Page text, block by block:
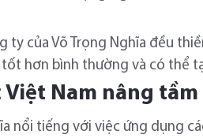
ty của Võ Trọng Nghĩa đều
tốt hơn bình thường và có thể
Nam nâng
nổi tiếng với việc ứng dụng